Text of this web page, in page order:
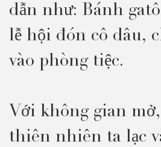
dẫn như: Bánh
lễ hội đón cô dâu,
vào phòng tiệc.
Với không gian
thiên nhiên ta lạc